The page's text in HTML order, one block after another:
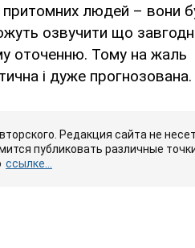
притомних людей – вони
озвучити що
оточенню. Тому на жаль
і дуже прогнозована.
Редакция сайта не несет
публиковать различные
ссылке...